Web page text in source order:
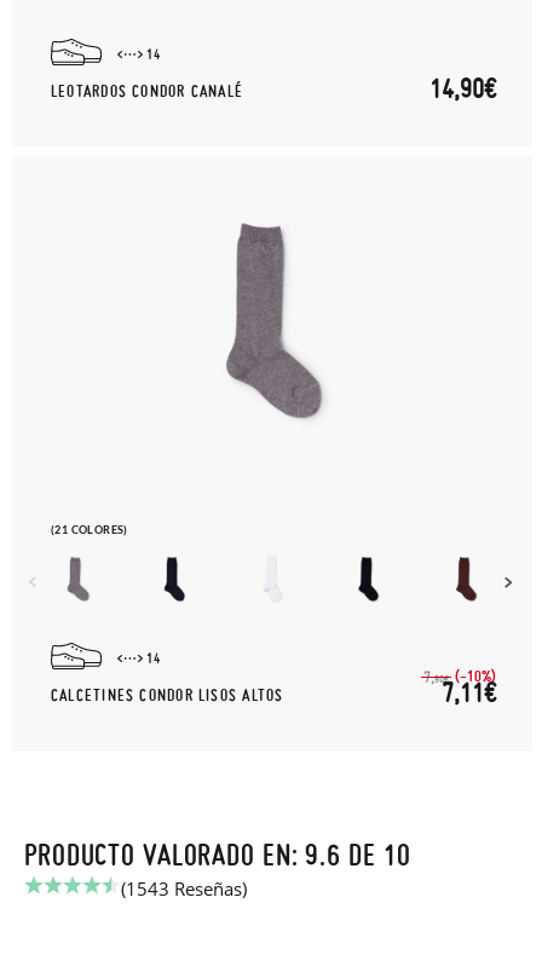
14
LEOTARDOS CONDOR CANALÉ 14,90€
(21 COLORES)
14
CALCETINES CONDOR LISOS ALTOS
7,90€ (-10%)
7,11€
PRODUCTO VALORADO EN: 9.6 DE 10
(1543 Reseñas)